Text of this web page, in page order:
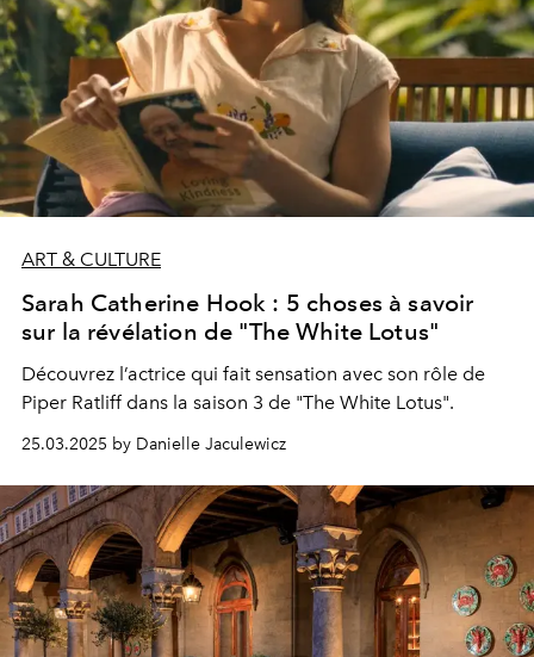
ART & CULTURE
Sarah Catherine Hook : 5 choses à savoir
sur la révélation de "The White Lotus"
Découvrez l’actrice qui fait sensation avec son rôle de
Piper Ratliff dans la saison 3 de "The White Lotus".
25.03.2025 by Danielle Jaculewicz